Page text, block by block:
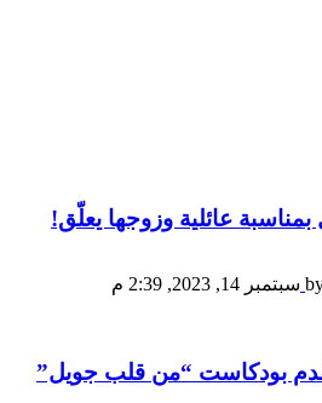
بمناسبة عائلية وزوجها يعلّق!
سبتمبر 14, 2023, 2:39 م
بودكاست “من قلب جويل”